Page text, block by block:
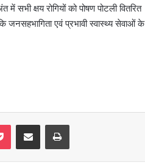
सभी क्षय रोगियों को पोषण पोटली वितरित
जनसहभागिता एवं प्रभावी स्वास्थ्य सेवाओं के